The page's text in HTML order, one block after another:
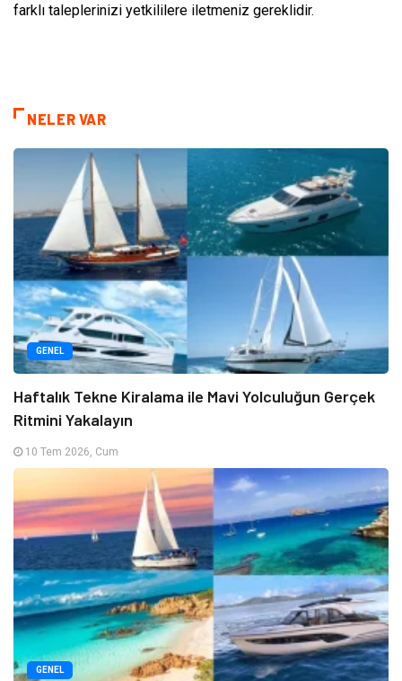
farklı taleplerinizi yetkililere iletmeniz gereklidir.
NELER VAR
GENEL
Haftalık Tekne Kiralama ile Mavi Yolculuğun Gerçek
Ritmini Yakalayın
10 Tem 2026, Cum
GENEL